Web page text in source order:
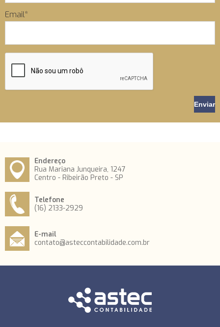
Email*
Endereço
Rua Mariana Junqueira, 1247
Centro - Ribeirão Preto - SP
Telefone
(16) 2133-2929
E-mail
contato@asteccontabilidade.com.br